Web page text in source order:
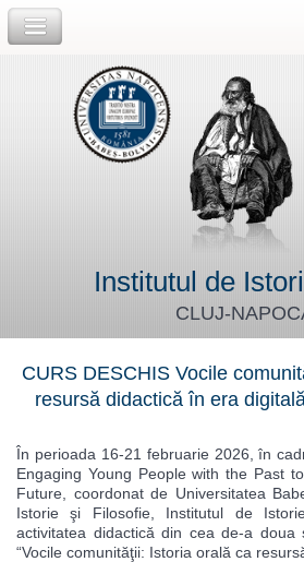
Institutul de
CLUJ-
CURS DESCHIS Vocile
resursă didactică în era
În perioada 16-21 februarie 2026, în
Engaging Young People with the Past
Future, coordonat de Universitatea
Istorie şi Filosofie, Institutul de
activitatea didactică din cea de-a doua
“Vocile comunităţii: Istoria orală ca